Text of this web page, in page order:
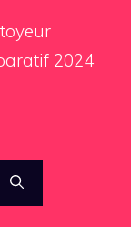
2024